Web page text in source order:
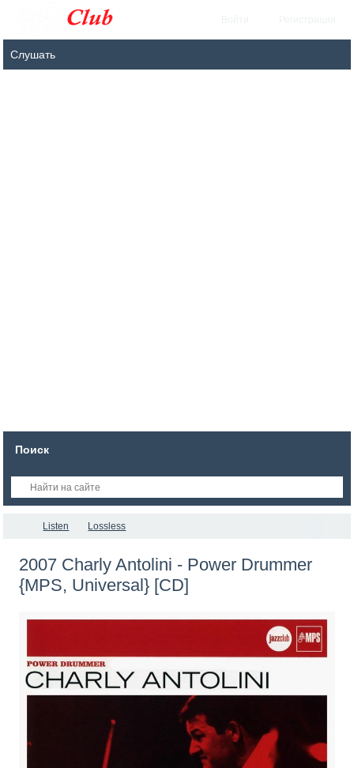
Поиск
Listen Lossless
2007 Charly Antolini - Power Drummer
{MPS, Universal} [CD]